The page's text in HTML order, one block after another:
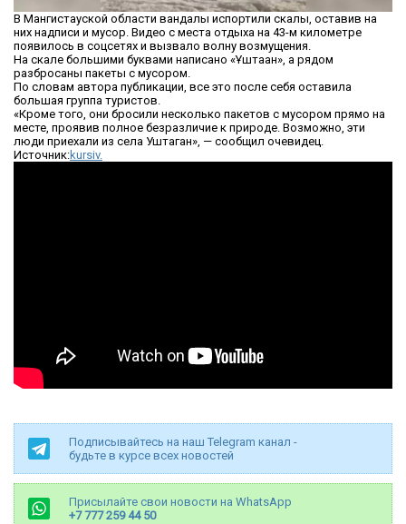
В Мангистауской области вандалы испортили скалы, оставив на
них надписи и мусор. Видео с места отдыха на 43-м километре
появилось в соцсетях и вызвало волну возмущения.
На скале большими буквами написано «Ұштаған», а рядом
разбросаны пакеты с мусором.
По словам автора публикации, все это после себя оставила
большая группа туристов.
«Кроме того, они бросили несколько пакетов с мусором прямо на
месте, проявив полное безразличие к природе. Возможно, эти
люди приехали из села Уштаган», — сообщил очевидец.
Источник:kursiv.
Подписывайтесь на наш Telegram канал -
будьте в курсе всех новостей
Присылайте свои новости на WhatsApp
+7 777 259 44 50